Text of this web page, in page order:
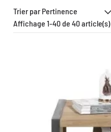
Affichage 1-40 de 40 article(s)